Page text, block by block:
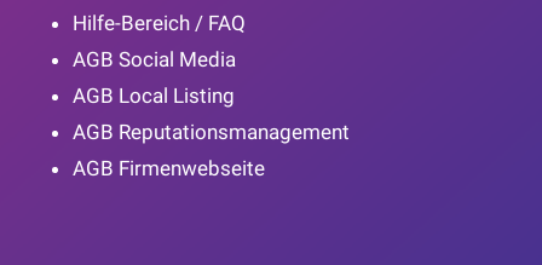
Hilfe-Bereich / FAQ
AGB Social Media
AGB Local Listing
AGB Reputationsmanagement
AGB Firmenwebseite